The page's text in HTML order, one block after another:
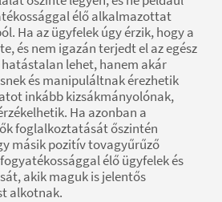
élő alkalmazottat
Ha az ügyfelek úgy érzik, hogy a
és nem igazán terjedt el az egész
lehet, hanem akár
és manipuláltnak érezhetik
inkább kizsákmányolónak,
Ha azonban a
foglalkoztatását őszintén
másik pozitív tovagyűrűző
élő ügyfelek és
akik maguk is jelentős
alkotnak.